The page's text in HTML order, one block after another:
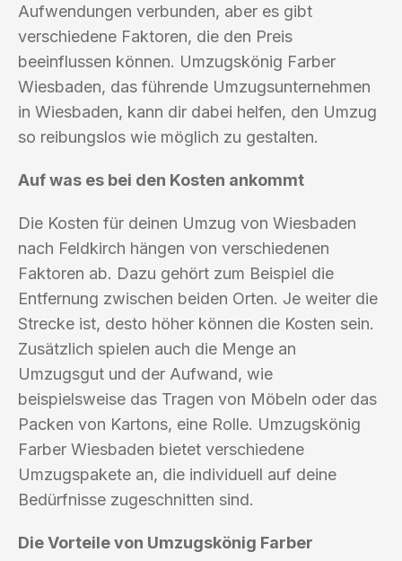
Aufwendungen verbunden, aber es gibt
verschiedene Faktoren, die den Preis
beeinflussen können. Umzugskönig Farber
Wiesbaden, das führende Umzugsunternehmen
in Wiesbaden, kann dir dabei helfen, den Umzug
so reibungslos wie möglich zu gestalten.
Auf was es bei den Kosten ankommt
Die Kosten für deinen Umzug von Wiesbaden
nach Feldkirch hängen von verschiedenen
Faktoren ab. Dazu gehört zum Beispiel die
Entfernung zwischen beiden Orten. Je weiter die
Strecke ist, desto höher können die Kosten sein.
Zusätzlich spielen auch die Menge an
Umzugsgut und der Aufwand, wie
beispielsweise das Tragen von Möbeln oder das
Packen von Kartons, eine Rolle. Umzugskönig
Farber Wiesbaden bietet verschiedene
Umzugspakete an, die individuell auf deine
Bedürfnisse zugeschnitten sind.
Die Vorteile von Umzugskönig Farber